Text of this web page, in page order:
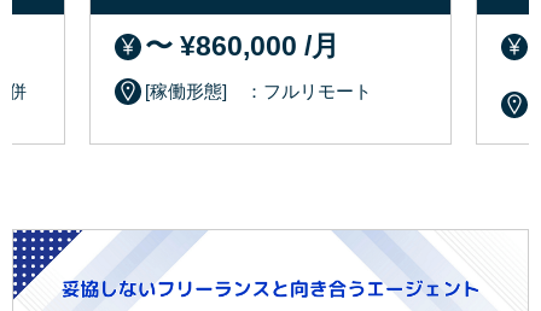
併
〜 ¥860,000 /月
[稼働形態] ：フルリモート